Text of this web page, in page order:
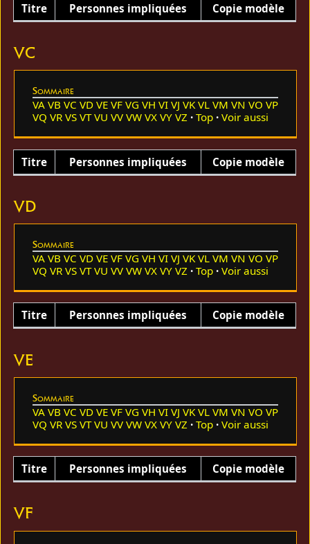
Titre Personnes impliquées Copie modèle
VC
Sommaire
VA VB VC VD VE VF VG VH VI VJ VK VL VM VN VO VP
VQ VR VS VT VU VV VW VX VY VZ Top Voir aussi
Titre Personnes impliquées Copie modèle
VD
Sommaire
VA VB VC VD VE VF VG VH VI VJ VK VL VM VN VO VP
VQ VR VS VT VU VV VW VX VY VZ Top Voir aussi
Titre Personnes impliquées Copie modèle
VE
Sommaire
VA VB VC VD VE VF VG VH VI VJ VK VL VM VN VO VP
VQ VR VS VT VU VV VW VX VY VZ Top Voir aussi
Titre Personnes impliquées Copie modèle
VF